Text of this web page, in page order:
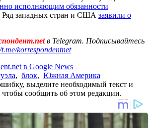
исполняющим обязанности
Ряд западных стран и США заявили о
в Telegram. Подписывайтесь
korrespondentnet
в Google News
, блок, Южная Америка
выделите необходимый текст и
сообщить об этом редакции.